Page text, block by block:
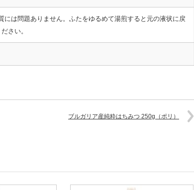
には問題ありません。ふたをゆるめて湯煎すると元の液状に戻
さい。
ブルガリア産純粋はちみつ 250g（ポリ）